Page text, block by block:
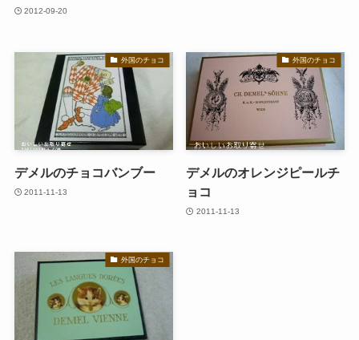
2012-09-20
外国のチョコ
デメルのチョコバンブー
2011-11-13
外国のチョコ
デメルのオレンジピールチ
ョコ
2011-11-13
外国のチョコ